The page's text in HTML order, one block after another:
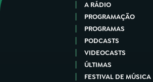
A RÁDIO
PROGRAMAÇÃO
PROGRAMAS
PODCASTS
VIDEOCASTS
ÚLTIMAS
FESTIVAL DE MÚSICA